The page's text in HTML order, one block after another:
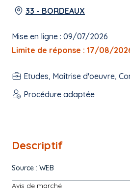
33 - BORDEAUX
Mise en ligne : 09/07/2026
Limite de réponse : 17/08/
Etudes, Maîtrise d'oeuvre,
Procédure adaptée
Descriptif
Source : WEB
Avis de marché